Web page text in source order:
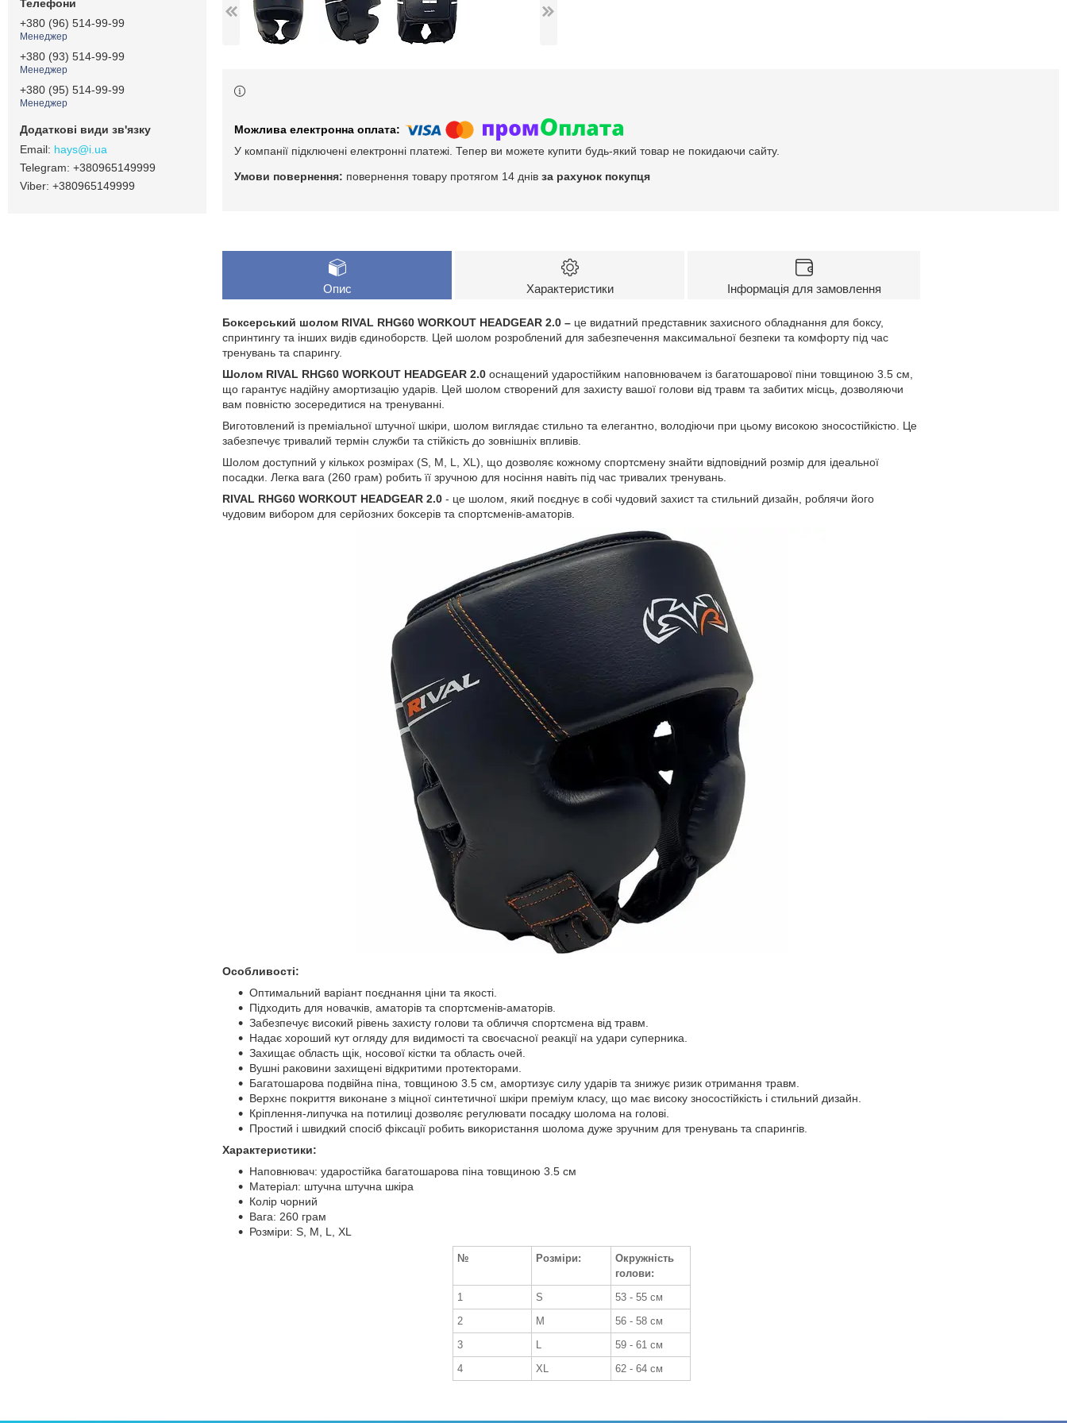
У компанії підключені електронні платежі. Тепер ви можете купити будь-який товар не покидаючи сайту.
повернення товару протягом 14 днів за рахунок покупця
Опис Характеристики Інформація для замовлення
Боксерський шолом RIVAL RHG60 WORKOUT HEADGEAR 2.0 – це видатний представник захисного обладнання для боксу,
спринтингу та інших видів єдиноборств. Цей шолом розроблений для забезпечення максимальної безпеки та комфорту під час
тренувань та спарингу.
Шолом RIVAL RHG60 WORKOUT HEADGEAR 2.0 оснащений ударостійким наповнювачем із багатошарової піни товщиною 3.5 см,
що гарантує надійну амортизацію ударів. Цей шолом створений для захисту вашої голови від травм та забитих місць, дозволяючи
вам повністю зосередитися на тренуванні.
Виготовлений із преміальної штучної шкіри, шолом виглядає стильно та елегантно, володіючи при цьому високою зносостійкістю. Це
забезпечує тривалий термін служби та стійкість до зовнішніх впливів.
Шолом доступний у кількох розмірах (S, M, L, XL), що дозволяє кожному спортсмену знайти відповідний розмір для ідеальної
посадки. Легка вага (260 грам) робить її зручною для носіння навіть під час тривалих тренувань.
RIVAL RHG60 WORKOUT HEADGEAR 2.0 - це шолом, який поєднує в собі чудовий захист та стильний дизайн, роблячи його
чудовим вибором для серйозних боксерів та спортсменів-аматорів.
Особливості:
Оптимальний варіант поєднання ціни та якості.
Підходить для новачків, аматорів та спортсменів-аматорів.
Забезпечує високий рівень захисту голови та обличчя спортсмена від травм.
Надає хороший кут огляду для видимості та своєчасної реакції на удари суперника.
Захищає область щік, носової кістки та область очей.
Вушні раковини захищені відкритими протекторами.
Багатошарова подвійна піна, товщиною 3.5 см, амортизує силу ударів та знижує ризик отримання травм.
Верхнє покриття виконане з міцної синтетичної шкіри преміум класу, що має високу зносостійкість і стильний дизайн.
Кріплення-липучка на потилиці дозволяє регулювати посадку шолома на голові.
Простий і швидкий спосіб фіксації робить використання шолома дуже зручним для тренувань та спарингів.
Характеристики:
Наповнювач: ударостійка багатошарова піна товщиною 3.5 см
Матеріал: штучна штучна шкіра
Колір чорний
Вага: 260 грам
Розміри: S, M, L, XL
№ Розміри:
Окружність
голови:
1
S
53 - 55 см
2
M
56 - 58 см
3
L
59 - 61 см
4
XL 62 - 64 см
+380 (96) 514-99-99
Менеджер
+380 (93) 514-99-99
Менеджер
+380 (95) 514-99-99
Менеджер
hays@i.ua
+380965149999
+380965149999